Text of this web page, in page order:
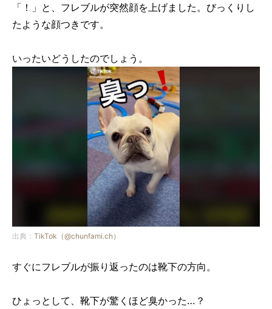
「！」と、フレブルが突然顔を上げました。びっくりし
たような顔つきです。
いったいどうしたのでしょう。
出典： TikTok（@chunfami.ch）
すぐにフレブルが振り返ったのは靴下の方向。
ひょっとして、靴下が驚くほど臭かった…？